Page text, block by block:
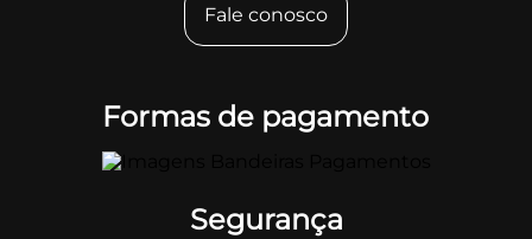
Fale conosco
Formas de pagamento
Segurança